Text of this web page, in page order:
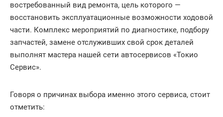
востребованный вид ремонта, цель которого —
восстановить эксплуатационные возможности ходовой
части. Комплекс мероприятий по диагностике, подбору
запчастей, замене отслуживших свой срок деталей
выполнят мастера нашей сети автосервисов «Токио
Сервис».
Говоря о причинах выбора именно этого сервиса, стоит
отметить: